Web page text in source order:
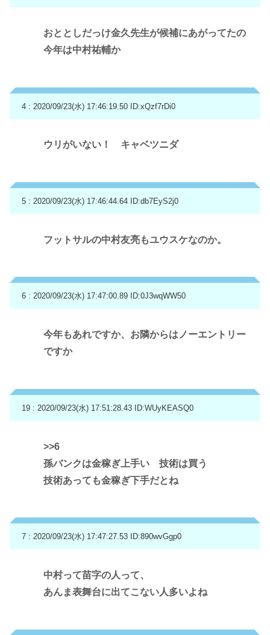
おととしだっけ金久先生が候補にあがってたの
今年は中村祐輔か
4 : 2020/09/23(水) 17:46:19.50 ID:xQzf7rDi0
ウリがいない！ キャベツニダ
5 : 2020/09/23(水) 17:46:44.64 ID:db7EyS2j0
フットサルの中村友亮もユウスケなのか。
6 : 2020/09/23(水) 17:47:00.89 ID:0J3wqWW50
今年もあれですか、お隣からはノーエントリー
ですか
19 : 2020/09/23(水) 17:51:28.43 ID:WUyKEASQ0
>>6
孫バンクは金稼ぎ上手い 技術は買う
技術あっても金稼ぎ下手だとね
7 : 2020/09/23(水) 17:47:27.53 ID:890wvGgp0
中村って苗字の人って、
あんま表舞台に出てこない人多いよね